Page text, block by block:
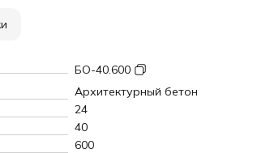
БО-40.600
Архитектурный бетон
24
40
600